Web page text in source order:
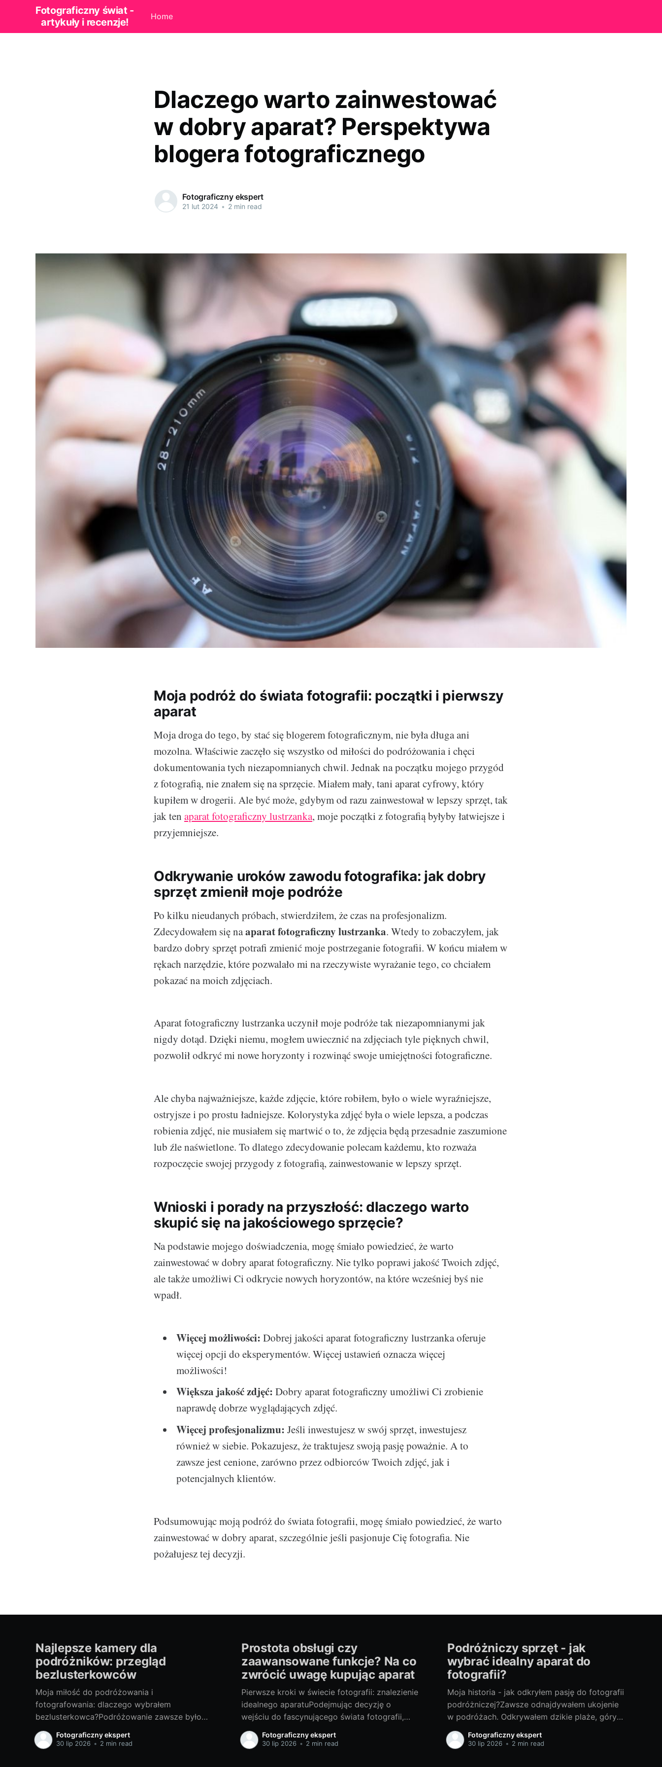
Fotograficzny świat -
artykuły i recenzje!
Home
Dlaczego warto zainwestować
w dobry aparat? Perspektywa
blogera fotograficznego
Fotograficzny ekspert
21 lut 2024 • 2 min read
Moja podróż do świata fotografii: początki i pierwszy
aparat
Moja droga do tego, by stać się blogerem fotograficznym, nie była długa ani
mozolna. Właściwie zaczęło się wszystko od miłości do podróżowania i chęci
dokumentowania tych niezapomnianych chwil. Jednak na początku mojego przygód
z fotografią, nie znałem się na sprzęcie. Miałem mały, tani aparat cyfrowy, który
kupiłem w drogerii. Ale być może, gdybym od razu zainwestował w lepszy sprzęt, tak
jak ten aparat fotograficzny lustrzanka, moje początki z fotografią byłyby łatwiejsze i
przyjemniejsze.
Odkrywanie uroków zawodu fotografika: jak dobry
sprzęt zmienił moje podróże
Po kilku nieudanych próbach, stwierdziłem, że czas na profesjonalizm.
Zdecydowałem się naaparat fotograficzny lustrzanka. Wtedy to zobaczyłem, jak
bardzo dobry sprzęt potrafi zmienić moje postrzeganie fotografii. W końcu miałem w
rękach narzędzie, które pozwalało mi na rzeczywiste wyrażanie tego, co chciałem
pokazać na moich zdjęciach.
Aparat fotograficzny lustrzanka uczynił moje podróże tak niezapomnianymi jak
nigdy dotąd. Dzięki niemu, mogłem uwiecznić na zdjęciach tyle pięknych chwil,
pozwolił odkryć mi nowe horyzonty i rozwinąć swoje umiejętności fotograficzne.
Ale chyba najważniejsze, każde zdjęcie, które robiłem, było o wiele wyraźniejsze,
ostryjsze i po prostu ładniejsze. Kolorystyka zdjęć była o wiele lepsza, a podczas
robienia zdjęć, nie musiałem się martwić o to, że zdjęcia będą przesadnie zaszumione
lub źle naświetlone. To dlatego zdecydowanie polecam każdemu, kto rozważa
rozpoczęcie swojej przygody z fotografią, zainwestowanie w lepszy sprzęt.
Wnioski i porady na przyszłość: dlaczego warto
skupić się na jakościowego sprzęcie?
Na podstawie mojego doświadczenia, mogę śmiało powiedzieć, że warto
zainwestować w dobry aparat fotograficzny. Nie tylko poprawi jakość Twoich zdjęć,
ale także umożliwi Ci odkrycie nowych horyzontów, na które wcześniej byś nie
wpadł.
Więcej możliwości: Dobrej jakości aparat fotograficzny lustrzanka oferuje
więcej opcji do eksperymentów. Więcej ustawień oznacza więcej
możliwości!
Większa jakość zdjęć: Dobry aparat fotograficzny umożliwi Ci zrobienie
naprawdę dobrze wyglądających zdjęć.
Więcej profesjonalizmu: Jeśli inwestujesz w swój sprzęt, inwestujesz
również w siebie. Pokazujesz, że traktujesz swoją pasję poważnie. A to
zawsze jest cenione, zarówno przez odbiorców Twoich zdjęć, jak i
potencjalnych klientów.
Podsumowując moją podróż do świata fotografii, mogę śmiało powiedzieć, że warto
zainwestować w dobry aparat, szczególnie jeśli pasjonuje Cię fotografia. Nie
pożałujesz tej decyzji.
Najlepsze kamery dla
podróżników: przegląd
bezlusterkowców
Moja miłość do podróżowania i
fotografowania: dlaczego wybrałem
bezlusterkowca?Podróżowanie zawsze było
moją pasją. Przemierzanie nieznanych terenów,
odkrywanie nowych miejsc, spotykanie
Fotograficzny ekspert
30 lip 2026 • 2 min read
Prostota obsługi czy
zaawansowane funkcje? Na co
zwrócić uwagę kupując aparat
Pierwsze kroki w świecie fotografii: znalezienie
idealnego aparatuPodejmując decyzję o
wejściu do fascynującego świata fotografii,
jednym z pierwszych i zarazem
najważniejszych kroków jest wybór
Fotograficzny ekspert
30 lip 2026 • 2 min read
Podróżniczy sprzęt - jak
wybrać idealny aparat do
fotografii?
Moja historia - jak odkryłem pasję do fotografii
podróżniczej?Zawsze odnajdywałem ukojenie
w podróżach. Odkrywałem dzikie plaże, góry
wiązane z lokalnymi legendami, nieznane małe
miasteczka i tętniące życiem metropolie. Z
Fotograficzny ekspert
30 lip 2026 • 2 min read